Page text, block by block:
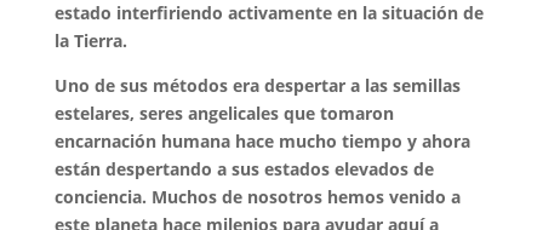
estado interfiriendo activamente en la situación de
la Tierra.
Uno de sus métodos era despertar a las semillas
estelares, seres angelicales que tomaron
encarnación humana hace mucho tiempo y ahora
están despertando a sus estados elevados de
conciencia. Muchos de nosotros hemos venido a
este planeta hace milenios para ayudar aquí a